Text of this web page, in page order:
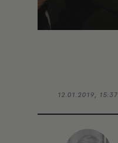
12.01.2019, 15:37